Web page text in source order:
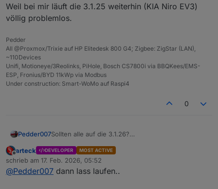
Weil bei mir läuft die 3.1.25 weiterhin (KIA Niro EV3)
völlig problemlos.
Pedder
All @Proxmox/Trixie auf HP Elitedesk 800 G4; Zigbee: ZigStar (LAN),
~110Devices
Unifi, Motioneye/3Reolinks, PiHole, Bosch CS7800i via BBQKees/EMS-
ESP, Fronius/BYD 11kWp via Modbus
Under construction: Smart-WoMo auf Raspi4
0
Pedder007Sollten alle auf die 3.1.26?
völlig problemlos.
Offline
arteck DEVELOPER MOST ACTIVE
schrieb am 17. Feb. 2026, 05:52
zuletzt editiert von
@Pedder007 dann lass laufen..